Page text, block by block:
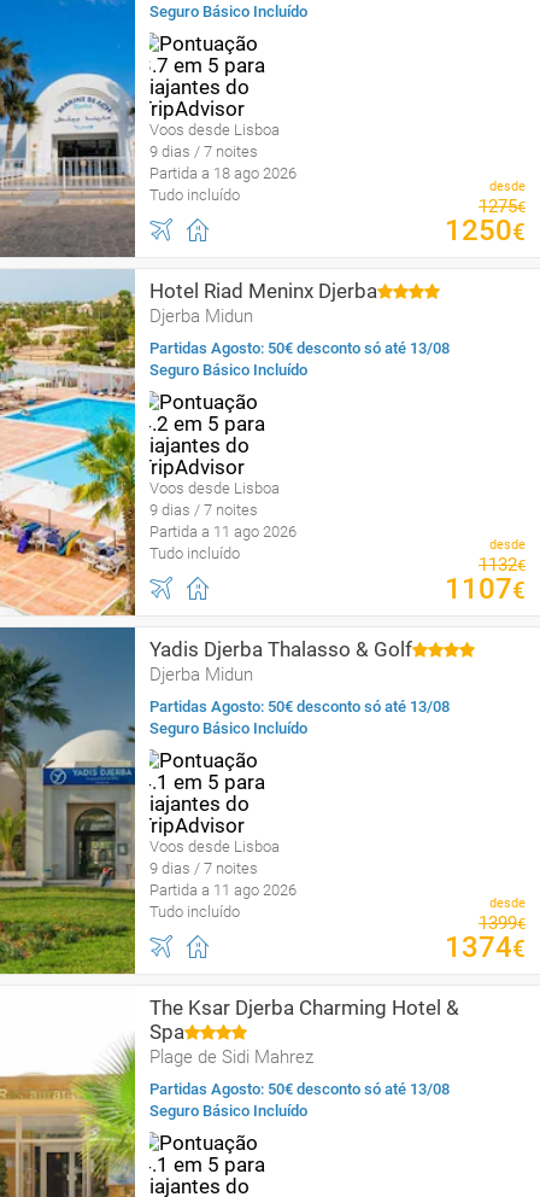
Seguro Básico Incluído
Voos desde Lisboa
9 dias / 7 noites
Partida a 18 ago 2026
Tudo incluído
desde
1275€
1250€
Hotel Riad Meninx Djerba
Djerba Midun
Partidas Agosto: 50€ desconto só até 13/08
Seguro Básico Incluído
Voos desde Lisboa
9 dias / 7 noites
Partida a 11 ago 2026
Tudo incluído
desde
1132€
1107€
Yadis Djerba Thalasso & Golf
Djerba Midun
Partidas Agosto: 50€ desconto só até 13/08
Seguro Básico Incluído
Voos desde Lisboa
9 dias / 7 noites
Partida a 11 ago 2026
Tudo incluído
desde
1399€
1374€
The Ksar Djerba Charming Hotel &
Spa
Plage de Sidi Mahrez
Partidas Agosto: 50€ desconto só até 13/08
Seguro Básico Incluído